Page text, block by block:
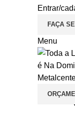
Entrar/
FAÇA
Menu